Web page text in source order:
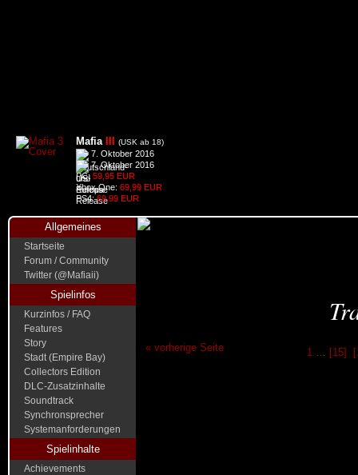
Mafia (USK ab 18)
7. Oktober 2016
7. Oktober 2016
PC: 59,95 EUR
Xbox One: 69,99 EUR
PS4:69,99 EUR
Allgemeines
Startseite
Forum / Community
Twitter (@Mafiaii)
Spielinfos
Kurzinfos / FAQ
Features
Story
Stadt (Empire Bay)
Collectors Edition
DLC-Zusatzinhalte
Soundtrack
Synchronsprecher
Systemanforderungen
Spielinhalte
Achievements
« vorherige Seite 1 … [15]